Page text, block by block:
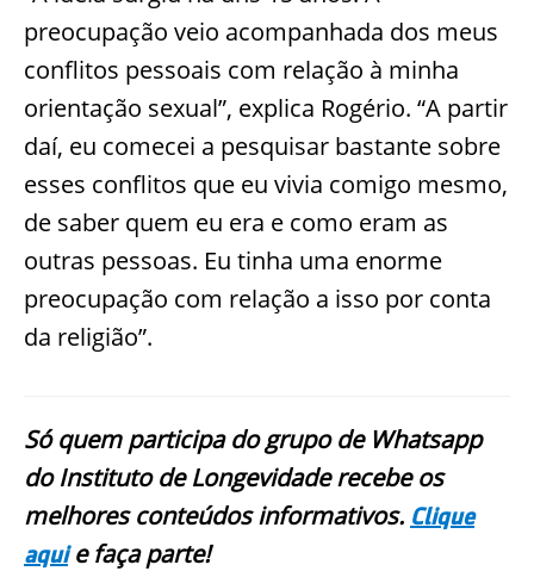
preocupação veio acompanhada dos meus
conflitos pessoais com relação à minha
orientação sexual”, explica Rogério. “A partir
daí, eu comecei a pesquisar bastante sobre
esses conflitos que eu vivia comigo mesmo,
de saber quem eu era e como eram as
outras pessoas. Eu tinha uma enorme
preocupação com relação a isso por conta
da religião”.
Só quem participa do grupo de Whatsapp
do Instituto de Longevidade recebe os
melhores conteúdos informativos. Clique
aquie faça parte!